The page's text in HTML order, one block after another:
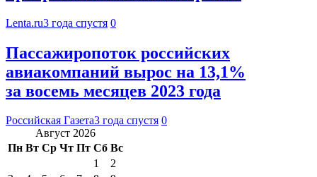
Lenta.ru3 года спустя 0
Пассажиропоток российских
авиакомпаний вырос на 13,1%
за восемь месяцев 2023 года
Российская Газета3 года спустя 0
Август 2026
Пн Вт Ср Чт Пт Сб Вс
1
2